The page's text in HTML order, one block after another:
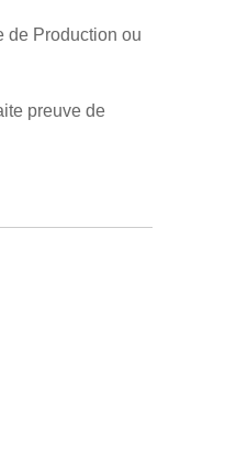
de Production ou
preuve de